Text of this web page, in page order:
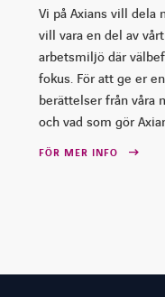
Vi på Axians vill dela
vill vara en del av
arbetsmiljö där
fokus. För att ge er
berättelser från våra
och vad som gör
FÖR MER INFO